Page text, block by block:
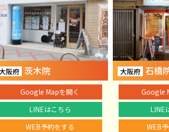
阪府 茨木院
Google Mapを開く
LINEはこちら
WEB予約をする
大阪府 石橋
Google
LINE
WEB